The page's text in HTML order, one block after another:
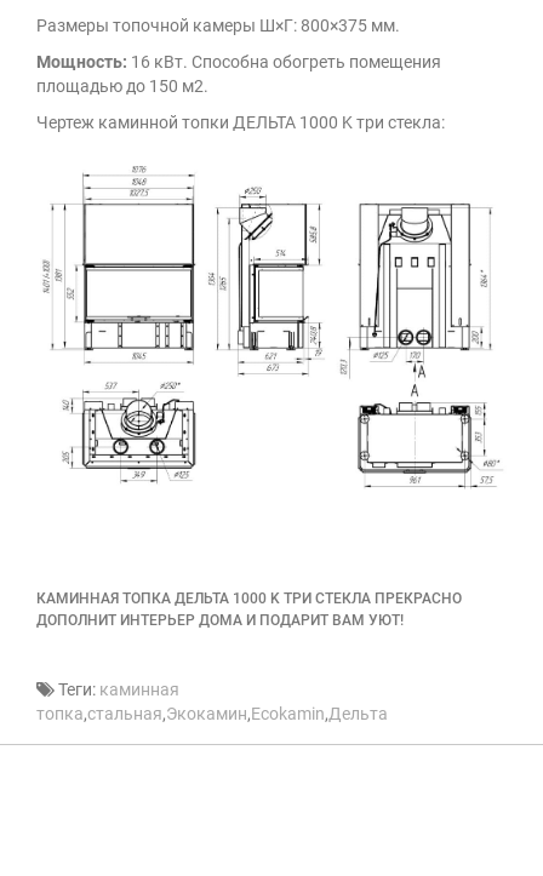
Размеры топочной камеры Ш×Г: 800×375 мм.
Мощность: 16 кВт. Способна обогреть помещения
площадью до 150 м2.
Чертеж каминной топки ДЕЛЬТА 1000 K три стекла:
КАМИННАЯ ТОПКА ДЕЛЬТА 1000 K ТРИ СТЕКЛА ПРЕКРАСНО
ДОПОЛНИТ ИНТЕРЬЕР ДОМА И ПОДАРИТ ВАМ УЮТ!
Теги: каминная
топка,стальная,Экокамин,Ecokamin,Дельта